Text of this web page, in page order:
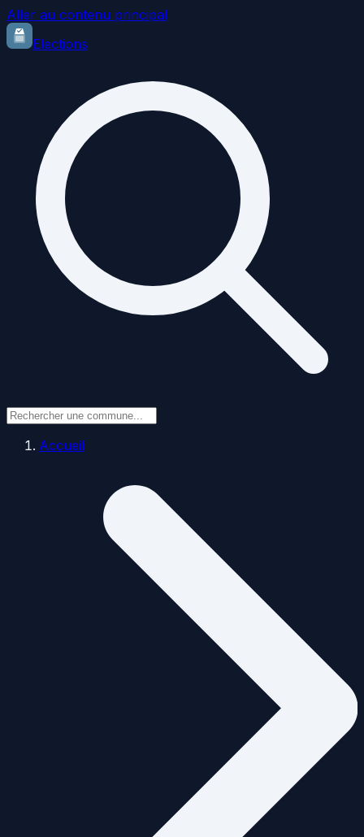
Aller au contenu principal
Elections
Accueil